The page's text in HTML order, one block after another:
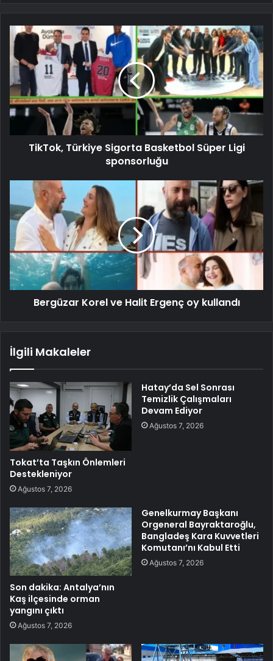
TikTok, Türkiye Sigorta Basketbol Süper Ligi
sponsorluğu
Bergüzar Korel ve Halit Ergenç oy kullandı
İlgili Makaleler
Tokat’ta Taşkın Önlemleri
Destekleniyor
Ağustos 7, 2026
Hatay’da Sel Sonrası
Temizlik Çalışmaları
Devam Ediyor
Ağustos 7, 2026
Son dakika: Antalya’nın
Kaş ilçesinde orman
yangını çıktı
Ağustos 7, 2026
Genelkurmay Başkanı
Orgeneral Bayraktaroğlu,
Bangladeş Kara Kuvvetleri
Komutanı’nı Kabul Etti
Ağustos 7, 2026